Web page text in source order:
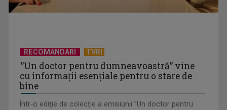
EVENIMENT ESTIVAL - Taberele ARC – Acolo unde începe
RECOMANDARI TVRI
”Un doctor pentru dumneavoastră” vine
cu informații esențiale pentru o stare de
bine
Într-o ediţie de colecție a emisiunii ”Un doctor pentru